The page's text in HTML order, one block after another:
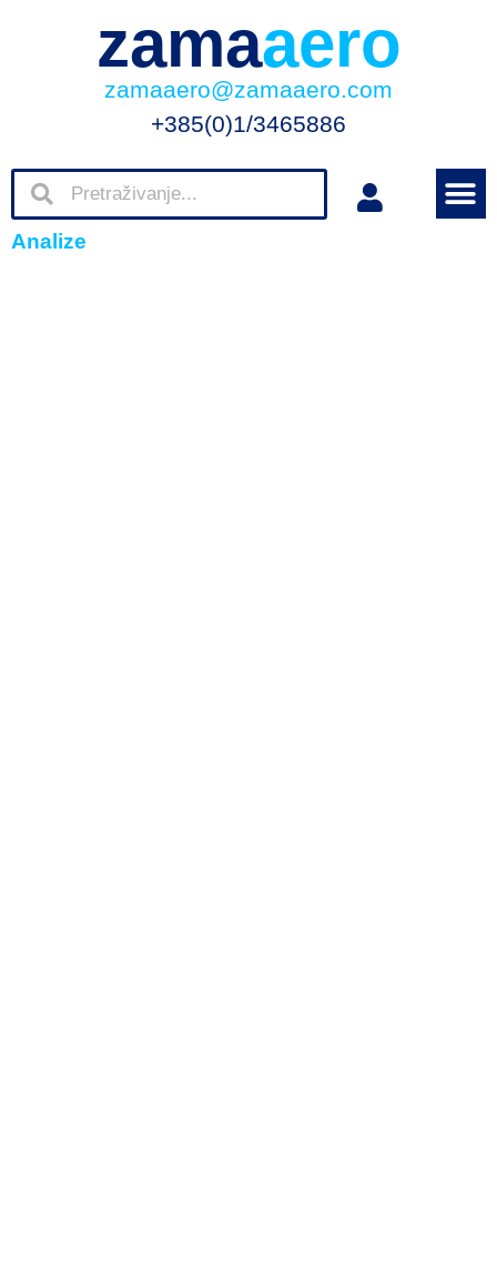
zamaaero
zamaaero@zamaaero.com
+385(0)1/3465886
Analize